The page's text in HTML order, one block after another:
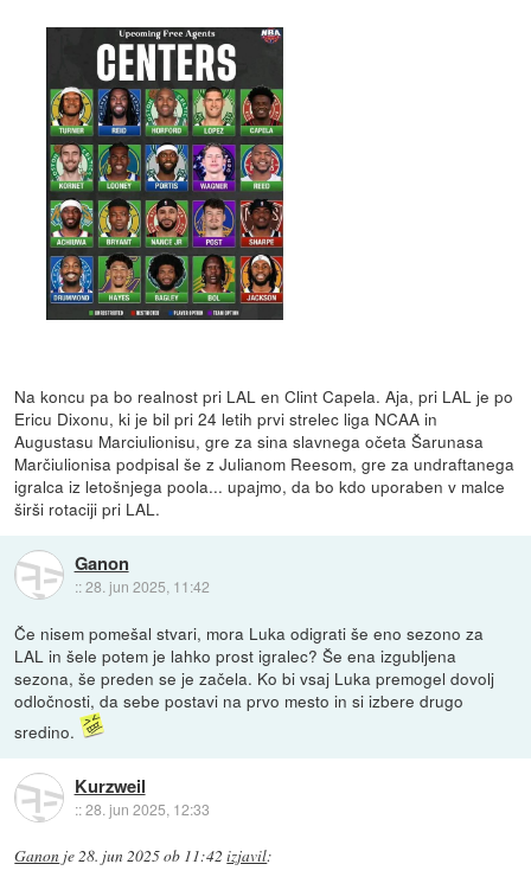
Na koncu pa bo realnost pri LAL en Clint Capela. Aja, pri LAL je po
Ericu Dixonu, ki je bil pri 24 letih prvi strelec liga NCAA in
Augustasu Marciulionisu, gre za sina slavnega očeta Šarunasa
Marčiulionisa podpisal še z Julianom Reesom, gre za undraftanega
igralca iz letošnjega poola... upajmo, da bo kdo uporaben v malce
širši rotaciji pri LAL.
Ganon
::28. jun 2025, 11:42
Če nisem pomešal stvari, mora Luka odigrati še eno sezono za
LAL in šele potem je lahko prost igralec? Še ena izgubljena
sezona, še preden se je začela. Ko bi vsaj Luka premogel dovolj
odločnosti, da sebe postavi na prvo mesto in si izbere drugo
sredino.
Kurzweil
::28. jun 2025, 12:33
Ganon je28. jun 2025 ob 11:42 izjavil: